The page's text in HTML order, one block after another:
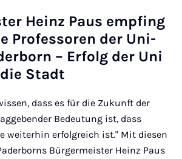
Heinz Paus emp­fing
Pro­fes­so­ren der Uni­
– Er­folg der Uni
Stadt
dass es für die Zukunft der
Bedeutung ist, dass
weiterhin erfolgreich ist." Mit diesen
Bürgermeister Heinz Paus